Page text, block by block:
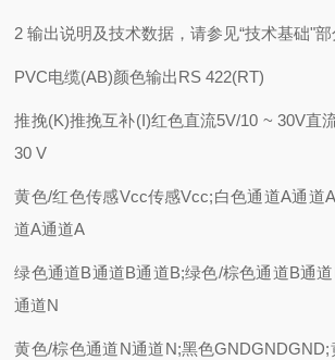
2 输出说明及技术数据，请参见“技术基础"部
PVC电缆(AB)颜色输出RS 422(RT)
推挽(K)推挽互补(I)红色直流5V/10 ~ 30V直
30 V
黄色/红色传感Vcc传感Vcc;白色通道A通道
道A通道A
绿色通道B通道B通道B;绿色/棕色通道B通
通道N
黄色/棕色通道N通道N;黑色